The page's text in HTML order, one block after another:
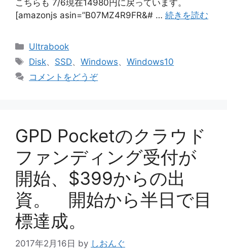
こちらも 7/6現在14980円に戻っています。
[amazonjs asin=”B07MZ4R9FR&# … 続きを読む
カ
テ
リ
Ultrabook
タ
グ
Disk、 SSD、Windows、Windows10
コメントをどうぞ
GPD Pocketのクラウド
ファンディング受付が
開始、$399からの出
資。 開始から半日で目
標達成。
2017年2月16日 by しおんぐ